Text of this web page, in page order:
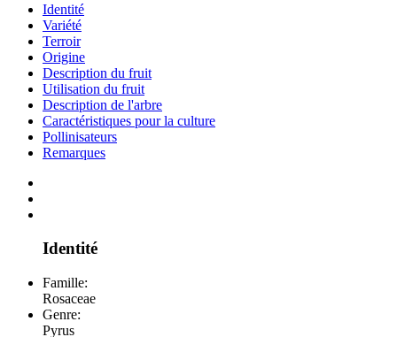
Identité
Variété
Terroir
Origine
Description du fruit
Utilisation du fruit
Description de l'arbre
Caractéristiques pour la culture
Pollinisateurs
Remarques
Identité
Famille:
Rosaceae
Genre:
Pyrus